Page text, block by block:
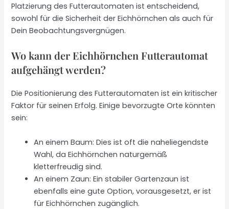
Platzierung des Futterautomaten ist entscheidend,
sowohl für die Sicherheit der Eichhörnchen als auch für
Dein Beobachtungsvergnügen.
Wo kann der Eichhörnchen Futterautomat
aufgehängt werden?
Die Positionierung des Futterautomaten ist ein kritischer
Faktor für seinen Erfolg. Einige bevorzugte Orte könnten
sein:
An einem Baum: Dies ist oft die naheliegendste
Wahl, da Eichhörnchen naturgemäß
kletterfreudig sind.
An einem Zaun: Ein stabiler Gartenzaun ist
ebenfalls eine gute Option, vorausgesetzt, er ist
für Eichhörnchen zugänglich.